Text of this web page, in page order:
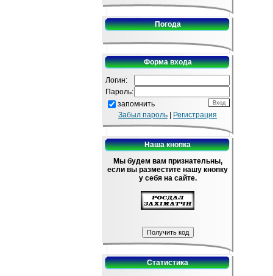
Погода
Форма входа
Логин:
Пароль:
запомнить
Забыл пароль
Регистрация
Наша кнопка
Мы будем вам признательны,
если вы разместите нашу кнопку
у себя на сайте.
Статистика